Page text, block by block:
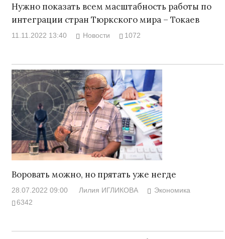
Нужно показать всем масштабность работы по
интеграции стран Тюркского мира – Токаев
11.11.2022 13:40 Новости 1072
Воровать можно, но прятать уже негде
28.07.2022 09:00 Лилия ИГЛИКОВА
Экономика
6342